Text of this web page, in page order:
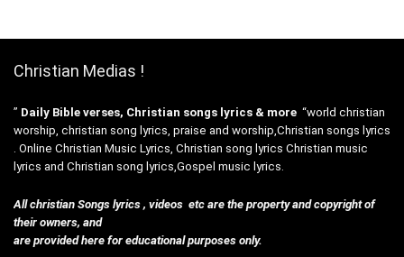
Christian Medias !
” Daily Bible verses, Christian songs lyrics & more “world christian
worship, christian song lyrics, praise and worship,Christian songs lyrics
. Online Christian Music Lyrics, Christian song lyrics Christian music
lyrics and Christian song lyrics,Gospel music lyrics.
All christian Songs lyrics , videos etc are the property and copyright of
their owners, and
are provided here for educational purposes only.